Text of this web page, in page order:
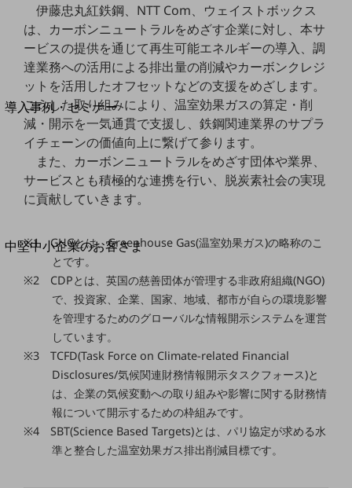
別ウィンドウで開きます
サービスをご利用中のお客さま
導入事例・セミナー
導入事例TOP
最新の導入事例や注目の導入事例をご紹介します
セミナー
開催・出展する各種セミナー、イベント情報をご紹介します
別ウィンドウで開きます
中堅中小企業のお客さま
NTTドコモビジネスウォッチ
ビジネスお役立ち情報
旬な話題やお役立ち資料などDXの課題を
解決するヒントをお届けする記事サイト
お役立ち資料ダウンロード
トレンド記事特集
中堅中小企業向け
サービス・ソリューション
課題やニーズに合ったサービスをご紹介し、
中堅中小企業のビジネスをサポート！
伊藤忠丸紅鉄鋼、NTT Com、ウェイストボックス
は、カーボンニュートラルをめざす企業に対し、本サ
ービスの提供を通じて再生可能エネルギーの導入、調
達業務への活用による排出量の削減やカーボンクレジ
ットを活用したオフセットなどの支援をめざします。
こうした取り組みにより、温室効果ガスの算定・削
減・開示を一気通貫で支援し、鉄鋼関連業界のサプラ
イチェーンの価値向上に繋げて参ります。
また、カーボンニュートラルをめざす団体や業界、
サービスとも積極的な連携を行い、脱炭素社会の実現
に貢献していきます。
※1 GHGとは、Greenhouse Gas(温室効果ガス)の略称のこ
とです。
※2 CDPとは、英国の慈善団体が管理する非政府組織(NGO)
で、投資家、企業、国家、地域、都市が自らの環境影響
を管理するためのグローバルな情報開示システムを運営
しています。
※3 TCFD(Task Force on Climate-related Financial
Disclosures/気候関連財務情報開示タスクフォース)と
は、企業の気候変動への取り組みや影響に関する財務情
報について開示するための枠組みです。
※4 SBT(Science Based Targets)とは、パリ協定が求める水
準と整合した温室効果ガス排出削減目標です。